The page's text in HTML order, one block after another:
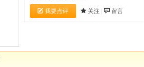
我要点评 关注 留言